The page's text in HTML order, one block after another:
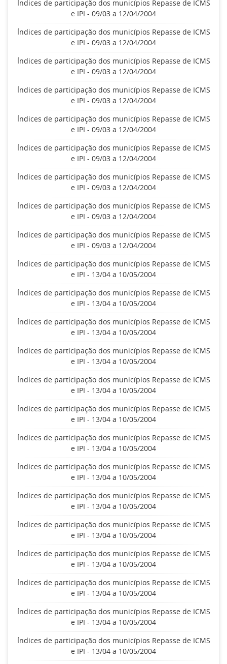
Índices de participação dos municípios Repasse de ICMS
e IPI - 09/03 a 12/04/2004
Índices de participação dos municípios Repasse de ICMS
e IPI - 09/03 a 12/04/2004
Índices de participação dos municípios Repasse de ICMS
e IPI - 09/03 a 12/04/2004
Índices de participação dos municípios Repasse de ICMS
e IPI - 09/03 a 12/04/2004
Índices de participação dos municípios Repasse de ICMS
e IPI - 09/03 a 12/04/2004
Índices de participação dos municípios Repasse de ICMS
e IPI - 09/03 a 12/04/2004
Índices de participação dos municípios Repasse de ICMS
e IPI - 09/03 a 12/04/2004
Índices de participação dos municípios Repasse de ICMS
e IPI - 09/03 a 12/04/2004
Índices de participação dos municípios Repasse de ICMS
e IPI - 09/03 a 12/04/2004
Índices de participação dos municípios Repasse de ICMS
e IPI - 13/04 a 10/05/2004
Índices de participação dos municípios Repasse de ICMS
e IPI - 13/04 a 10/05/2004
Índices de participação dos municípios Repasse de ICMS
e IPI - 13/04 a 10/05/2004
Índices de participação dos municípios Repasse de ICMS
e IPI - 13/04 a 10/05/2004
Índices de participação dos municípios Repasse de ICMS
e IPI - 13/04 a 10/05/2004
Índices de participação dos municípios Repasse de ICMS
e IPI - 13/04 a 10/05/2004
Índices de participação dos municípios Repasse de ICMS
e IPI - 13/04 a 10/05/2004
Índices de participação dos municípios Repasse de ICMS
e IPI - 13/04 a 10/05/2004
Índices de participação dos municípios Repasse de ICMS
e IPI - 13/04 a 10/05/2004
Índices de participação dos municípios Repasse de ICMS
e IPI - 13/04 a 10/05/2004
Índices de participação dos municípios Repasse de ICMS
e IPI - 13/04 a 10/05/2004
Índices de participação dos municípios Repasse de ICMS
e IPI - 13/04 a 10/05/2004
Índices de participação dos municípios Repasse de ICMS
e IPI - 13/04 a 10/05/2004
Índices de participação dos municípios Repasse de ICMS
e IPI - 13/04 a 10/05/2004